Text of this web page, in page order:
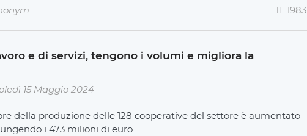
1983
e di servizi, tengono i volumi e migliora la
15 Maggio 2024
della produzione delle 128 cooperative del settore è aumentato
i 473 milioni di euro